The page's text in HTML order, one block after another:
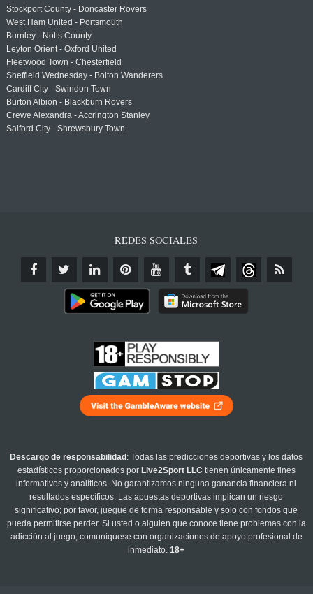
Stockport County - Doncaster Rovers
West Ham United - Portsmouth
Burnley - Notts County
Leyton Orient - Oxford United
Fleetwood Town - Chesterfield
Sheffield Wednesday - Bolton Wanderers
Cardiff City - Swindon Town
Burton Albion - Blackburn Rovers
Crewe Alexandra - Accrington Stanley
Salford City - Shrewsbury Town
REDES SOCIALES
Descargo de responsabilidad : Todas las predicciones deportivas y los datos
estadísticos proporcionados por Live2Sport LLC tienen únicamente fines
informativos y analíticos. No garantizamos ninguna ganancia financiera ni
resultados específicos. Las apuestas deportivas implican un riesgo
significativo; por favor, juegue de forma responsable y solo con fondos que
pueda permitirse perder. Si usted o alguien que conoce tiene problemas con la
adicción al juego, comuníquese con organizaciones de apoyo profesional de
inmediato.18+